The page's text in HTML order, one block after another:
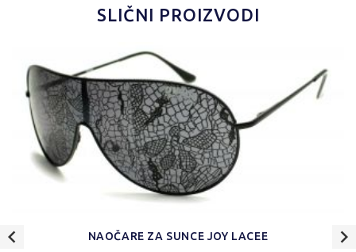
SLIČNI PROIZVODI
NAOČARE ZA SUNCE JOY LACEE